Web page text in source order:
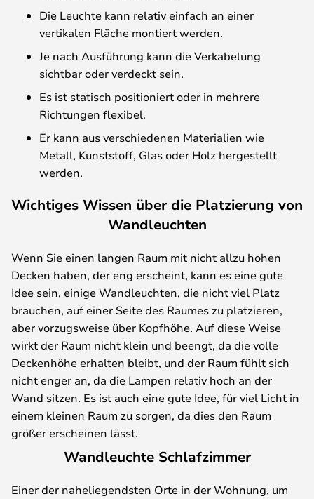
Die Leuchte kann relativ einfach an einer
vertikalen Fläche montiert werden.
Je nach Ausführung kann die Verkabelung
sichtbar oder verdeckt sein.
Es ist statisch positioniert oder in mehrere
Richtungen flexibel.
Er kann aus verschiedenen Materialien wie
Metall, Kunststoff, Glas oder Holz hergestellt
werden.
Wichtiges Wissen über die Platzierung von
Wandleuchten
Wenn Sie einen langen Raum mit nicht allzu hohen
Decken haben, der eng erscheint, kann es eine gute
Idee sein, einige Wandleuchten, die nicht viel Platz
brauchen, auf einer Seite des Raumes zu platzieren,
aber vorzugsweise über Kopfhöhe. Auf diese Weise
wirkt der Raum nicht klein und beengt, da die volle
Deckenhöhe erhalten bleibt, und der Raum fühlt sich
nicht enger an, da die Lampen relativ hoch an der
Wand sitzen. Es ist auch eine gute Idee, für viel Licht in
einem kleinen Raum zu sorgen, da dies den Raum
größer erscheinen lässt.
Wandleuchte Schlafzimmer
Einer der naheliegendsten Orte in der Wohnung, um